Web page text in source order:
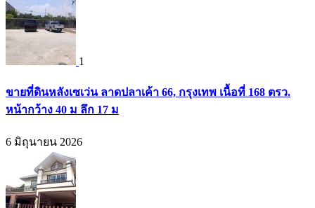
1
ขายที่ดินหลังเซเว่น ลาดปลาเค้า 66, กรุงเทพ เนื้อที่ 168 ตรว.
หน้ากว้าง 40 ม ลึก 17 ม
6 มิถุนายน 2026